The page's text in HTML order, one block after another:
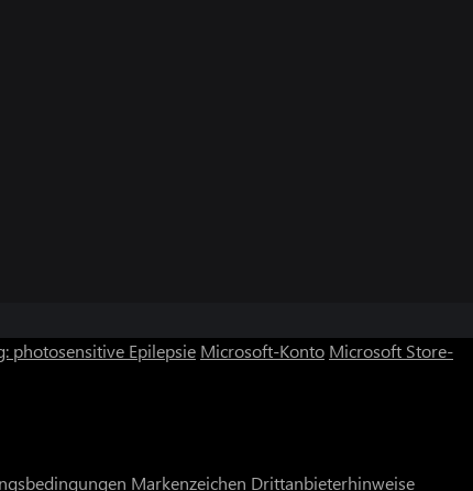
photosensitive Epilepsie Microsoft-Konto Microsoft Store-
Markenzeichen Drittanbieterhinweise